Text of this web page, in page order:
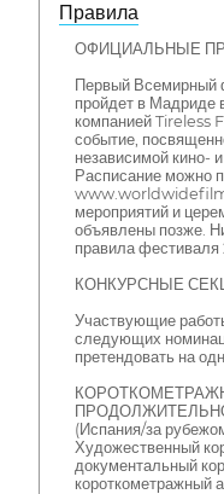
Правила
ОФИЦИАЛЬНЫЕ
Первый Всемирный
пройдет в Мадриде
компанией Tireless
событие,
независимой кино-
Расписание можно
мероприятий и
объявлены позже.
правила фестиваля
КОНКУРСНЫЕ
Участвующие
следующих
претендовать на
(Испания/за
Художественный
документальный
короткометражный